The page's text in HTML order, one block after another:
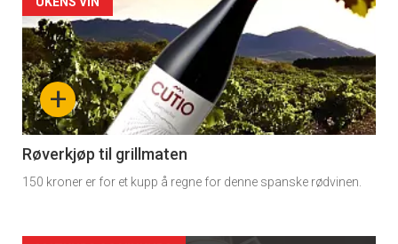
Forsiden
akkurat
nå
-
4
+
Røverkjøp til grillmaten
150 kroner er for et kupp å regne for denne spanske rødvinen.